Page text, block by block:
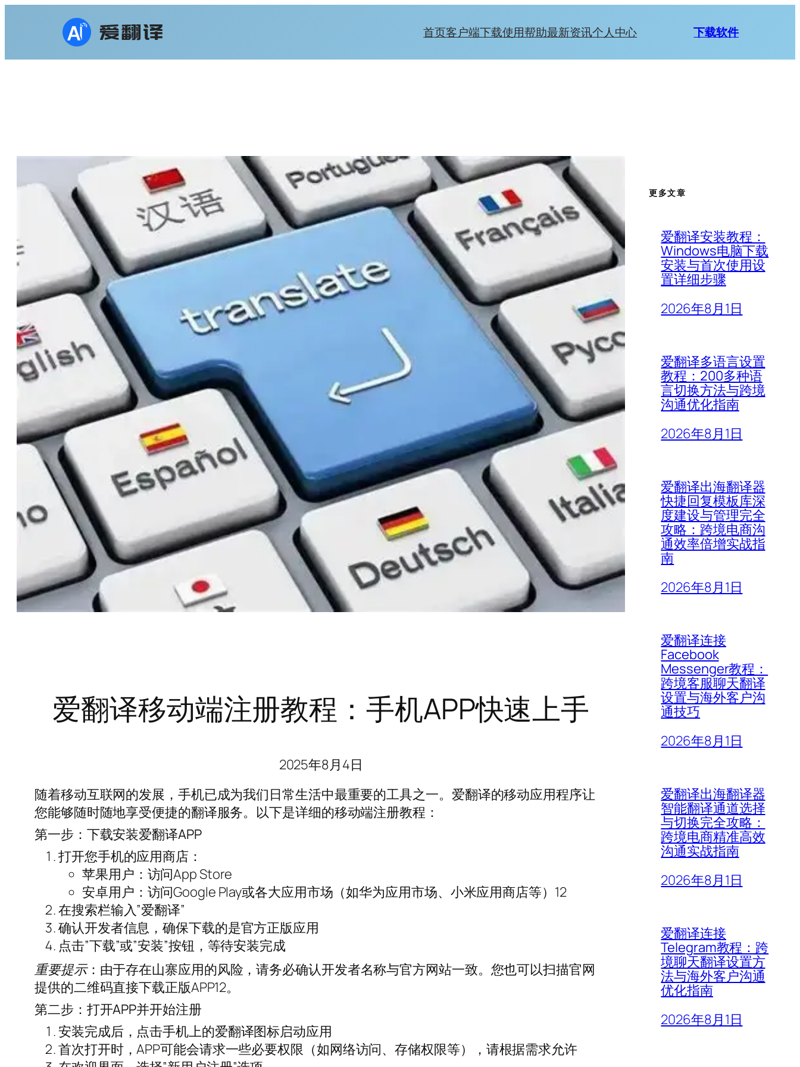
首页客户端下载使用帮助最新资讯个人中心 下载软件
爱翻译移动端注册教程：手机APP快速上手
2025年8月4日
随着移动互联网的发展，手机已成为我们日常生活中最重要的工具之一。爱翻译的移动应用程序让
您能够随时随地享受便捷的翻译服务。以下是详细的移动端注册教程：
第一步：下载安装爱翻译APP
打开您手机的应用商店：
苹果用户：访问App Store
安卓用户：访问Google Play或各大应用市场（如华为应用市场、小米应用商店等）12
在搜索栏输入”爱翻译”
确认开发者信息，确保下载的是官方正版应用
点击”下载”或”安装”按钮，等待安装完成
重要提示：由于存在山寨应用的风险，请务必确认开发者名称与官方网站一致。您也可以扫描官网
提供的二维码直接下载正版APP12。
第二步：打开APP并开始注册
安装完成后，点击手机上的爱翻译图标启动应用
首次打开时，APP可能会请求一些必要权限（如网络访问、存储权限等），请根据需求允许
更多文章
爱翻译安装教程：
Windows电脑下载
安装与首次使用设
置详细步骤
2026年8月1日
爱翻译多语言设置
教程：200多种语
言切换方法与跨境
沟通优化指南
2026年8月1日
爱翻译出海翻译器
快捷回复模板库深
度建设与管理完全
攻略：跨境电商沟
通效率倍增实战指
南
2026年8月1日
爱翻译连接
Facebook
Messenger教程：
跨境客服聊天翻译
设置与海外客户沟
通技巧
2026年8月1日
爱翻译出海翻译器
智能翻译通道选择
与切换完全攻略：
跨境电商精准高效
沟通实战指南
2026年8月1日
爱翻译连接
Telegram教程：跨
境聊天翻译设置方
法与海外客户沟通
优化指南
2026年8月1日